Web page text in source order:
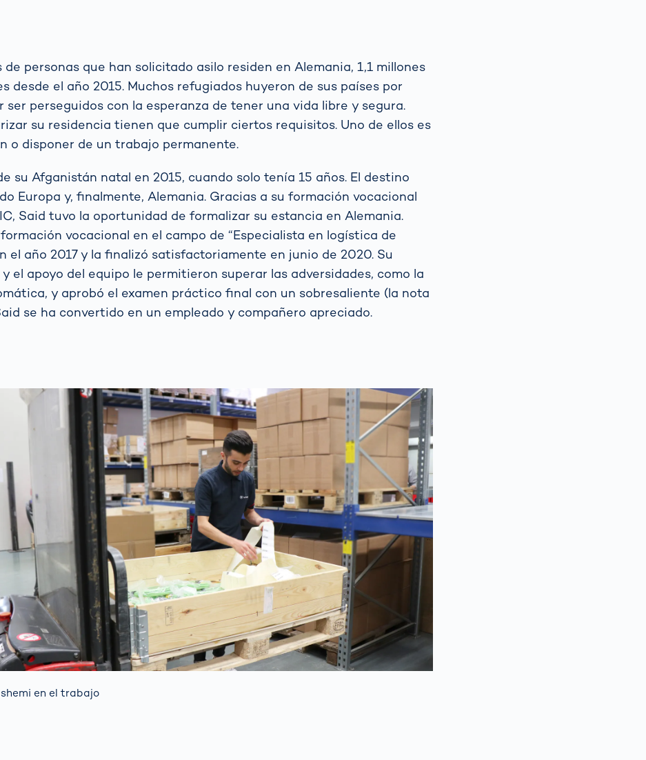
de personas que han solicitado asilo residen en Alemania, 1,1 millones
desde el año 2015. Muchos refugiados huyeron de sus países por
ser perseguidos con la esperanza de tener una vida libre y segura.
su residencia tienen que cumplir ciertos requisitos. Uno de ellos es
o disponer de un trabajo permanente.
su Afganistán natal en 2015, cuando solo tenía 15 años. El destino
Europa y, finalmente, Alemania. Gracias a su formación vocacional
Said tuvo la oportunidad de formalizar su estancia en Alemania.
vocacional en el campo de “Especialista en logística de
el año 2017 y la finalizó satisfactoriamente en junio de 2020. Su
el apoyo del equipo le permitieron superar las adversidades, como la
y aprobó el examen práctico final con un sobresaliente (la nota
se ha convertido en un empleado y compañero apreciado.
en el trabajo